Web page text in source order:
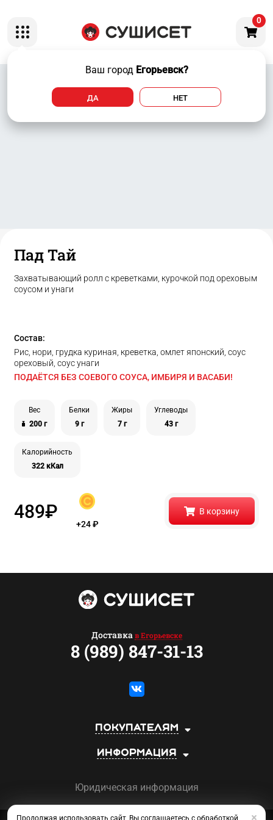
0
Ваш город Егорьевск?
ДА НЕТ
Пад Тай
Захватывающий ролл с креветками, курочкой под ореховым
соусом и унаги
Состав:
Рис, нори, грудка куриная, креветка, омлет японский, соус
ореховый, соус унаги
ПОДАЁТСЯ БЕЗ СОЕВОГО СОУСА, ИМБИРЯ И ВАСАБИ!
Вес
200 г
Белки
9 г
Жиры
7 г
Углеводы
43 г
Калорийность
322 кКал
489₽
+24₽
В корзину
Покупателям
Информация
Доставка в Егорьевске
8 (989) 847-31-13
Юридическая информация
Продолжая использовать сайт, Вы соглашаетесь с обработкой